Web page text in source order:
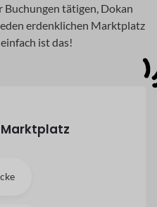
Buchungen tätigen, Dokan
erdenklichen Marktplatz
ist das!
Marktplatz